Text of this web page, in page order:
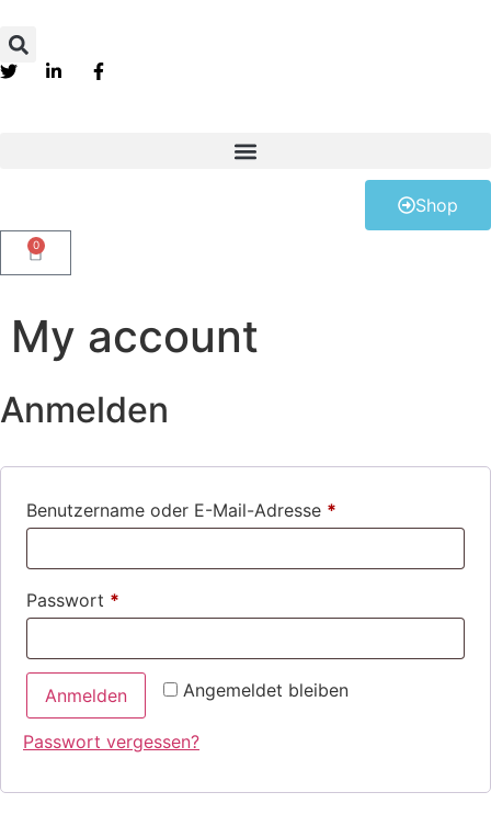
Shop
0
My account
Anmelden
Benutzername oder E-Mail-Adresse *
Passwort *
Angemeldet bleiben
Anmelden
Passwort vergessen?